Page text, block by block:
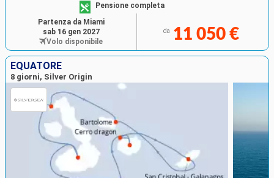
Pensione completa
da 11 050 €
Partenza da Miami
sab 16 gen 2027
Volo disponibile
EQUATORE
8 giorni, Silver Origin